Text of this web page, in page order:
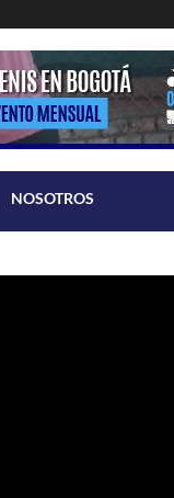
NOSOTROS